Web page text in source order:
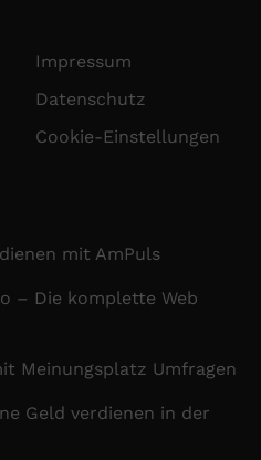
Impressum
Datenschutz
Cookie-Einstellungen
mit AmPuls
– Die komplette Web
Meinungsplatz Umfragen
Geld verdienen in der